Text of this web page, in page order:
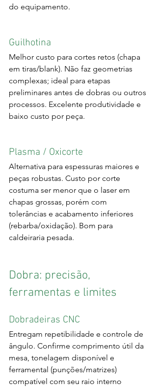
do equipamento.
Guilhotina
Melhor custo para cortes retos (chapa
em tiras/blank). Não faz geometrias
complexas; ideal para etapas
preliminares antes de dobras ou outros
processos. Excelente produtividade e
baixo custo por peça.
Plasma / Oxicorte
Alternativa para espessuras maiores e
peças robustas. Custo por corte
costuma ser menor que o laser em
chapas grossas, porém com
tolerâncias e acabamento inferiores
(rebarba/oxidação). Bom para
caldeiraria pesada.
Dobra: precisão,
ferramentas e limites
Dobradeiras CNC
Entregam repetibilidade e controle de
ângulo. Confirme comprimento útil da
mesa, tonelagem disponível e
ferramental (punções/matrizes)
compatível com seu raio interno